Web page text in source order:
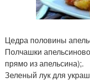
Цедра половины
Полчашки
прямо из апельсина);.
Зеленый лук для